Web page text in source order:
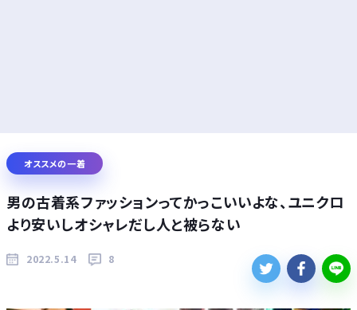
オススメの一着
男の古着系ファッションってかっこいいよな、ユニクロ
より安いしオシャレだし人と被らない
2022.5.14 8